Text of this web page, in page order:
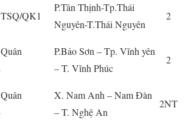
QK1
P.Tân Thịnh-Tp.Thái
Nguyên-T.Thái Nguyên
2
P.Bảo Sơn – Tp. Vĩnh yên
– T. Vĩnh Phúc
2
X. Nam Anh – Nam Đàn
– T. Nghệ An
2NT